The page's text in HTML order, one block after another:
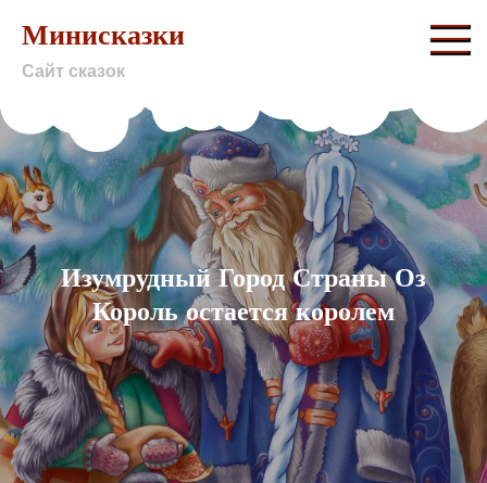
content
Минисказки
Сайт сказок
Изумрудный Город Страны Оз
Король остается королем